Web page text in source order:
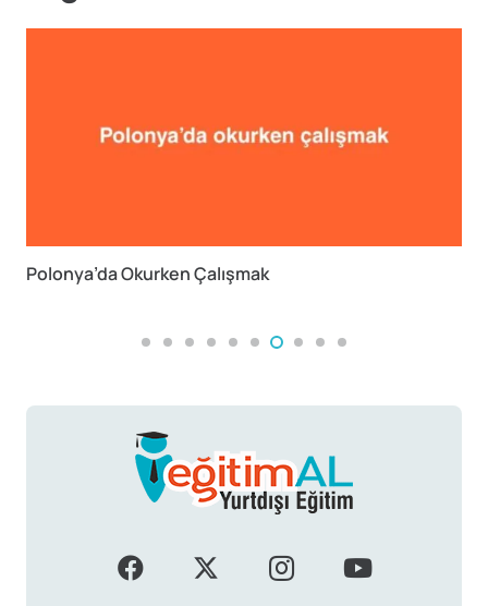
Polonya’da Okurken Çalışmak